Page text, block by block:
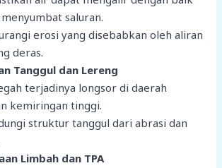
saluran.
erosi yang disebabkan oleh aliran
deras.
Tanggul dan Lereng
terjadinya longsor di daerah
kemiringan tinggi.
struktur tanggul dari abrasi dan
Limbah dan TPA